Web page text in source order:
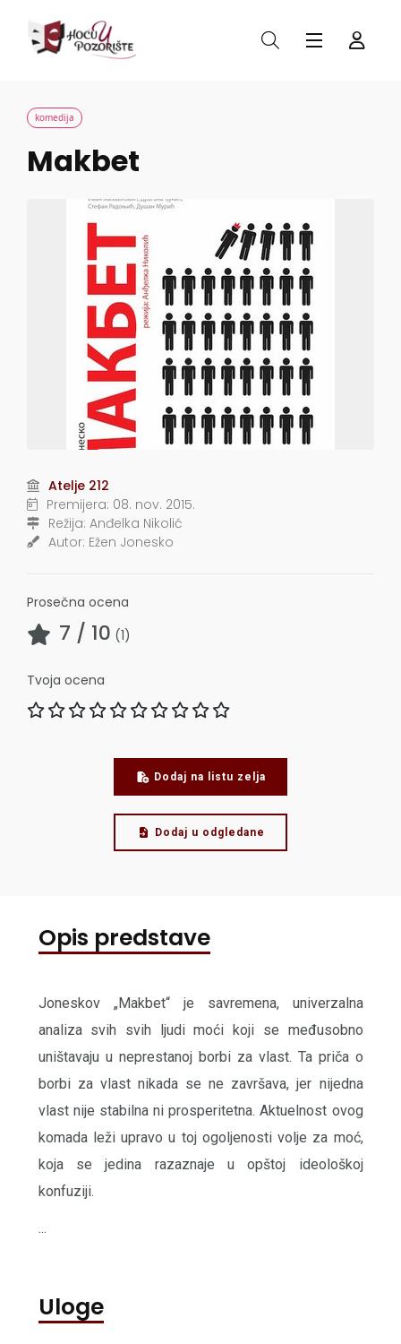
komedija
Makbet
Atelje 212
Premijera: 08. nov. 2015.
Režija: Anđelka Nikolić
Autor: Ežen Jonesko
Prosečna ocena
7 / 10 (1)
Tvoja ocena
Dodaj na listu zelja
Dodaj u odgledane
Opis predstave
Joneskov „Makbet“ je savremena, univerzalna
analiza svih svih ljudi moći koji se međusobno
uništavaju u neprestanoj borbi za vlast. Ta priča o
borbi za vlast nikada se ne završava, jer nijedna
vlast nije stabilna ni prosperitetna. Aktuelnost ovog
komada leži upravo u toj ogoljenosti volje za moć,
koja se jedina razaznaje u opštoj ideološkoj
konfuziji.
...
Uloge